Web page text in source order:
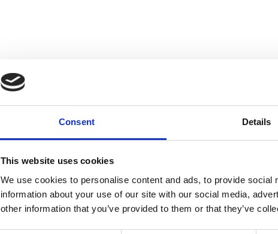
Consent Details
This website uses cookies
We use cookies to personalise content and ads, to provide
information about your use of our site with our social media,
other information that you’ve provided to them or that they’ve